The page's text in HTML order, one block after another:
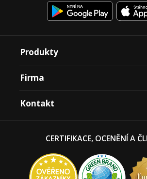
Produkty
Firma
Kontakt
CERTIFIKACE, OCENĚNÍ A